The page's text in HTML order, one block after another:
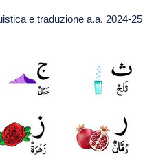
e traduzione a.a. 2024-25